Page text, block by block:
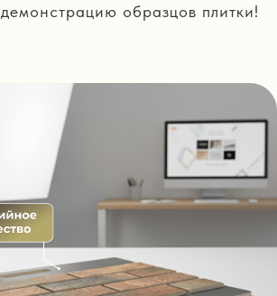
демонстрацию образцов плитки!